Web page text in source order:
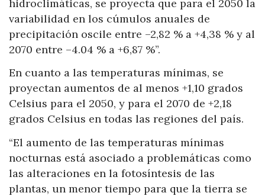
hidroclimáticas, se proyecta que para el 2050 la
variabilidad en los cúmulos anuales de
precipitación oscile entre –2,82 % a +4,38 % y al
2070 entre –4.04 % a +6,87 %”.
En cuanto a las temperaturas mínimas, se
proyectan aumentos de al menos +1,10 grados
Celsius para el 2050, y para el 2070 de +2,18
grados Celsius en todas las regiones del país.
“El aumento de las temperaturas mínimas
nocturnas está asociado a problemáticas como
las alteraciones en la fotosíntesis de las
plantas, un menor tiempo para que la tierra se